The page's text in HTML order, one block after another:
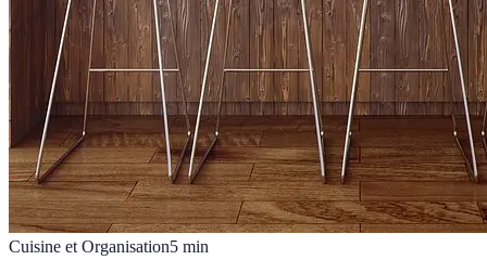
Cuisine et Organisation5 min